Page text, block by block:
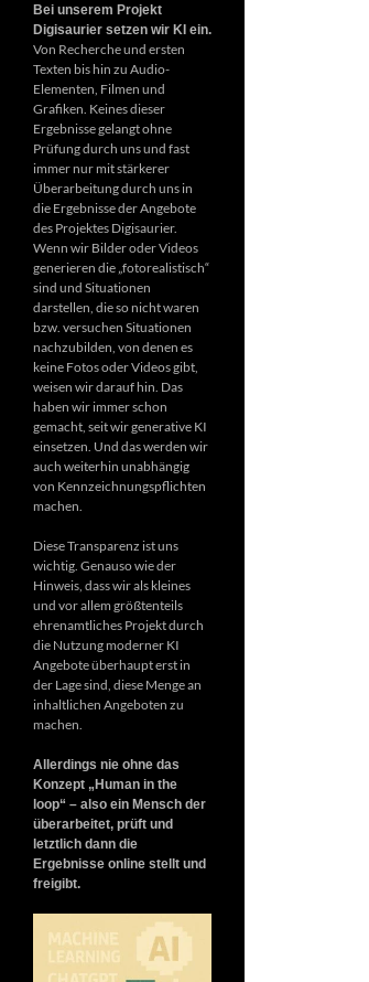
Bei unserem Projekt
Digisaurier setzen wir KI ein.
Von Recherche und ersten
Texten bis hin zu Audio-
Elementen, Filmen und
Grafiken. Keines dieser
Ergebnisse gelangt ohne
Prüfung durch uns und fast
immer nur mit stärkerer
Überarbeitung durch uns in
die Ergebnisse der Angebote
des Projektes Digisaurier.
Wenn wir Bilder oder Videos
generieren die „fotorealistisch“
sind und Situationen
darstellen, die so nicht waren
bzw. versuchen Situationen
nachzubilden, von denen es
keine Fotos oder Videos gibt,
weisen wir darauf hin. Das
haben wir immer schon
gemacht, seit wir generative KI
einsetzen. Und das werden wir
auch weiterhin unabhängig
von Kennzeichnungspflichten
machen.
Diese Transparenz ist uns
wichtig. Genauso wie der
Hinweis, dass wir als kleines
und vor allem größtenteils
ehrenamtliches Projekt durch
die Nutzung moderner KI
Angebote überhaupt erst in
der Lage sind, diese Menge an
inhaltlichen Angeboten zu
machen.
Allerdings nie ohne das
Konzept „Human in the
loop“ – also ein Mensch der
überarbeitet, prüft und
letztlich dann die
Ergebnisse online stellt und
freigibt.